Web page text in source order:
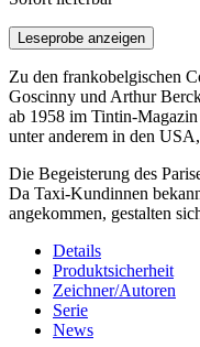
Leseprobe anzeigen
Zu den frankobelgischen
Goscinny und Arthur
ab 1958 im Tintin-
unter anderem in den
Die Begeisterung des
Da Taxi-Kundinnen
angekommen, gestalten
Details
Produktsicherheit
Zeichner/Autoren
Serie
News